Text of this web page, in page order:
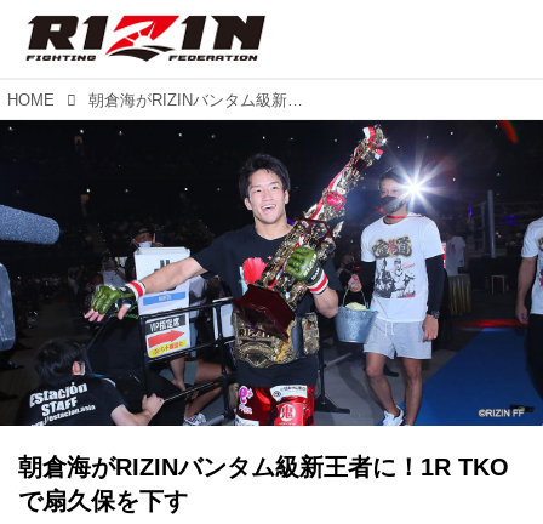
HOME 朝倉海がRIZINバンタム級新王者に！1R TKOで扇久保を下す
朝倉海がRIZINバンタム級新王者に！1R TKO
で扇久保を下す